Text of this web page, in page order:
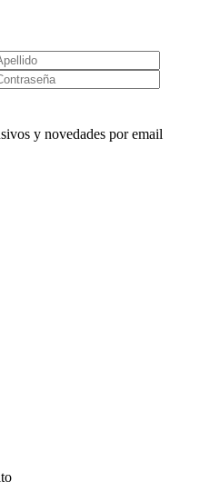
y novedades por email